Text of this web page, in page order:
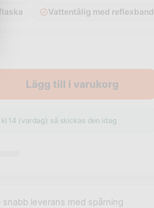
Vattentålig med reflexband
Lägg till i varukorg
14 (vardag) så skickas den idag
snabb leverans med spårning